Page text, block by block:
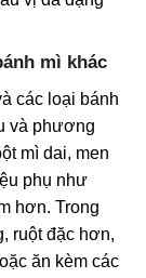
mì khác
các loại bánh
và phương
mì dai, men
phụ như
hơn. Trong
ruột đặc hơn,
ăn kèm các